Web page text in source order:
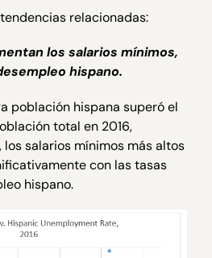
relacionadas:
los salarios mínimos,
hispano.
población hispana superó el
total en 2016,
los salarios mínimos más altos
con las tasas
hispano.